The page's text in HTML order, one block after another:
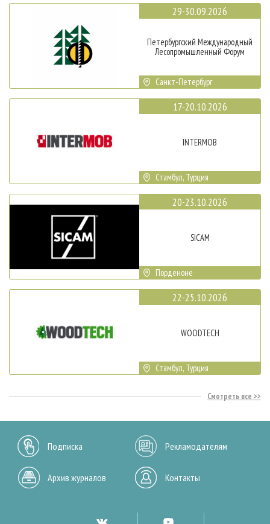
29-30.09.2026
Петербургский Международный
Лесопромышленный Форум
Санкт-Петербург
17-20.10.2026
INTERMOB
Стамбул, Турция
20-23.10.2026
SICAM
Порденоне
22-25.10.2026
WOODTECH
Стамбул, Турция
Смотреть все
Подписка Рекламодателям
Архив журналов Контакты